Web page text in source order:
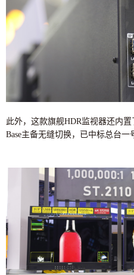
此外，这款旗舰HDR监视器还内置
Base主备无缝切换，已中标总台一